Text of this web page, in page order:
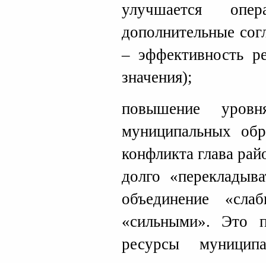
улучшается
дополнительные
– эффективность
значения);
повышение
муниципальных
конфликта глава
долго
объединение
«сильными». Это
ресурсы